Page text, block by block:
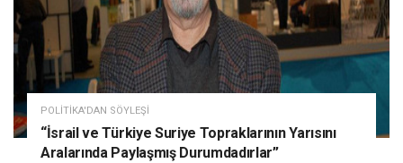
POLITIKA'DAN SÖYLEŞI
“İsrail ve Türkiye Suriye Topraklarının Yarısını
Aralarında Paylaşmış Durumdadırlar”